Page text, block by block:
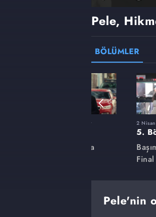
Pele,
BÖLÜMLER
5 Mart 2023, Pazar
Başım Belada
2
5.
Final
Pele'nin